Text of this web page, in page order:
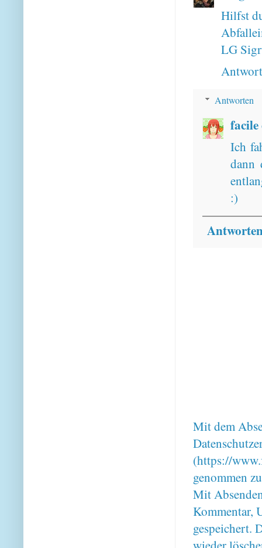
Hilfst
LG
Antworten
facile
Ich
dann
:)
Mit dem
(https://
genommen
Mit
Kommentar,
gespeichert.